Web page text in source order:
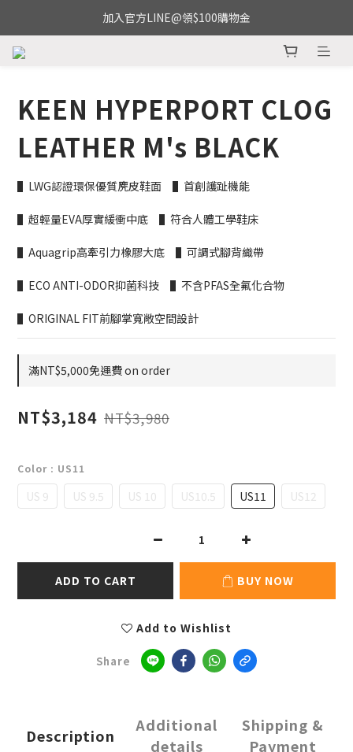
加入官方LINE@領$100購物金
KEEN HYPERPORT CLOG
LEATHER M's BLACK
▌LWG認證環保優質麂皮鞋面　▌首創護趾機能
▌超輕量EVA厚實緩衝中底　▌符合人體工學鞋床
▌Aquagrip高牽引力橡膠大底　▌可調式腳背織帶
▌ECO ANTI-ODOR抑菌科技　▌不含PFAS全氟化合物
▌ORIGINAL FIT前腳掌寬敞空間設計
滿NT$5,000免運費 on order
NT$3,184 NT$3,980
Color : US11
US 9 US 9.5 US 10 US10.5 US11 US12
ADD TO CART BUY NOW
Add to Wishlist
Share
Description
Additional
details
Shipping &
Payment